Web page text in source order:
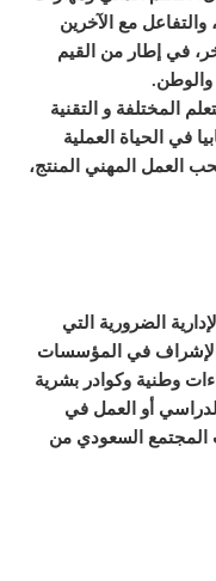
والتفاعل مع الآخرين
، في إطار من القيم
والوطن.
المختلفة و التقنية
في الحياة العملية
بحب العمل المهني المنتج،
الضرورية التي
في المؤسسات
وطنية وكوادر بشرية
أو العمل في
المجتمع السعودي من